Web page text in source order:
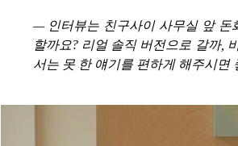
— 인터뷰는 친구사이 사무실 앞
할까요? 리얼 솔직 버전으로 갈까,
서는 못 한 얘기를 편하게 해주시면